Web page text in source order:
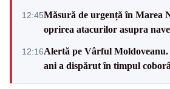
12:45Măsură de urgență în Marea
oprirea atacurilor asupra
12:16Alertă pe Vârful Moldoveanu.
ani a dispărut în timpul